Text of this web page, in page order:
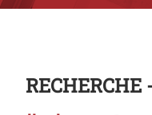
RECHERCHE